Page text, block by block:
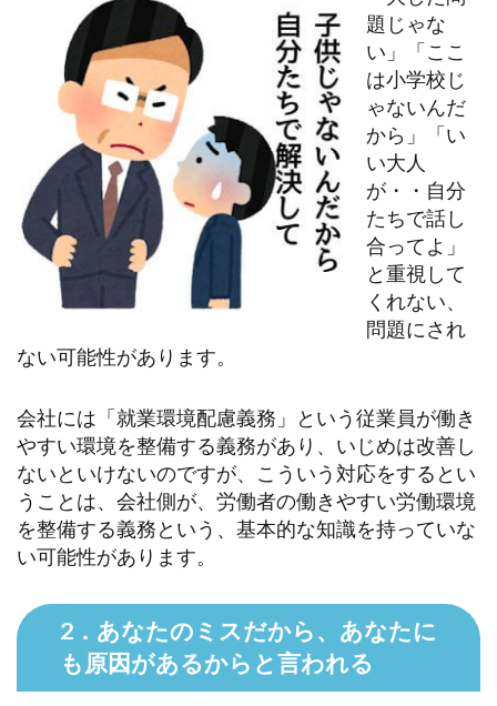
題じゃな
い」「ここ
は小学校じ
ゃないんだ
から」「い
い大人
が・・自分
たちで話し
合ってよ」
と重視して
くれない、
問題にされ
ない可能性があります。
会社には「就業環境配慮義務」という従業員が働き
やすい環境を整備する義務があり、いじめは改善し
ないといけないのですが、こういう対応をするとい
うことは、会社側が、労働者の働きやすい労働環境
を整備する義務という、基本的な知識を持っていな
い可能性があります。
2．あなたのミスだから、あなたに
も原因があるからと言われる